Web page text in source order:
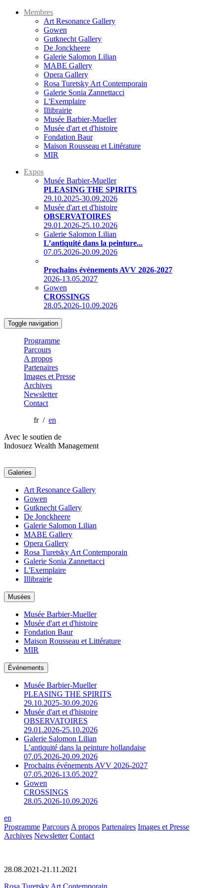
Membres
Art Resonance Gallery
Gowen
Gutknecht Gallery
De Jonckheere
Galerie Salomon Lilian
MABE Gallery
Opera Gallery
Rosa Turetsky Art Contemporain
Galerie Sonia Zannettacci
L'Exemplaire
Illibrairie
Musée Barbier-Mueller
Musée d'art et d'histoire
Fondation Baur
Maison Rousseau et Littérature
MIR
Expos
Musée Barbier-Mueller
PLEASING THE SPIRITS
29.10.2025-30.09.2026
Musée d'art et d'histoire
OBSERVATOIRES
29.01.2026-25.10.2026
Galerie Salomon Lilian
L’antiquité dans la peinture...
07.05.2026-20.09.2026
Prochains événements AVV 2026-2027
2026-13.05.2027
Gowen
CROSSINGS
28.05.2026-10.09.2026
Toggle navigation
Programme
Parcours
A propos
Partenaires
Images et Presse
Archives
Newsletter
Contact
fr / en
Avec le soutien de
Indosuez Wealth Management
Galeries
Art Resonance Gallery
Gowen
Gutknecht Gallery
De Jonckheere
Galerie Salomon Lilian
MABE Gallery
Opera Gallery
Rosa Turetsky Art Contemporain
Galerie Sonia Zannettacci
L'Exemplaire
Illibrairie
Musées
Musée Barbier-Mueller
Musée d'art et d'histoire
Fondation Baur
Maison Rousseau et Littérature
MIR
Événements
Musée Barbier-Mueller
PLEASING THE SPIRITS
29.10.2025-30.09.2026
Musée d'art et d'histoire
OBSERVATOIRES
29.01.2026-25.10.2026
Galerie Salomon Lilian
L’antiquité dans la peinture hollandaise
07.05.2026-20.09.2026
Prochains événements AVV 2026-2027
07.05.2026-13.05.2027
Gowen
CROSSINGS
28.05.2026-10.09.2026
en
Programme Parcours A propos Partenaires Images et Presse
Archives Newsletter Contact
28.08.2021-21.11.2021
Rosa Turetsky Art Contemporain